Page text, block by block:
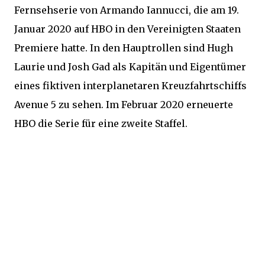
Fernsehserie von Armando Iannucci, die am 19.
Januar 2020 auf HBO in den Vereinigten Staaten
Premiere hatte. In den Hauptrollen sind Hugh
Laurie und Josh Gad als Kapitän und Eigentümer
eines fiktiven interplanetaren Kreuzfahrtschiffs
Avenue 5 zu sehen. Im Februar 2020 erneuerte
HBO die Serie für eine zweite Staffel.